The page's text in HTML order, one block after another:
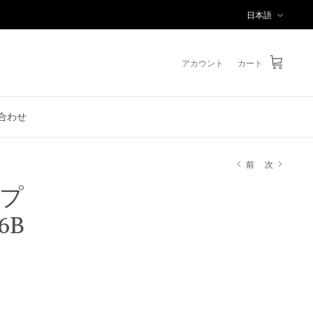
語
日本語
アカウント カート
わせ
前 次